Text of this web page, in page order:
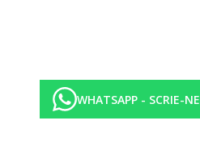
WHATSAPP - SCRIE-NE